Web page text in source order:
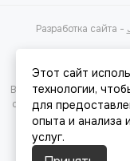
Разработка сайта -
Вся представленная на
стоимости товаров и
каких условиях не
положениями
Этот сайт
технологии,
для
опыта и анализа
услуг.